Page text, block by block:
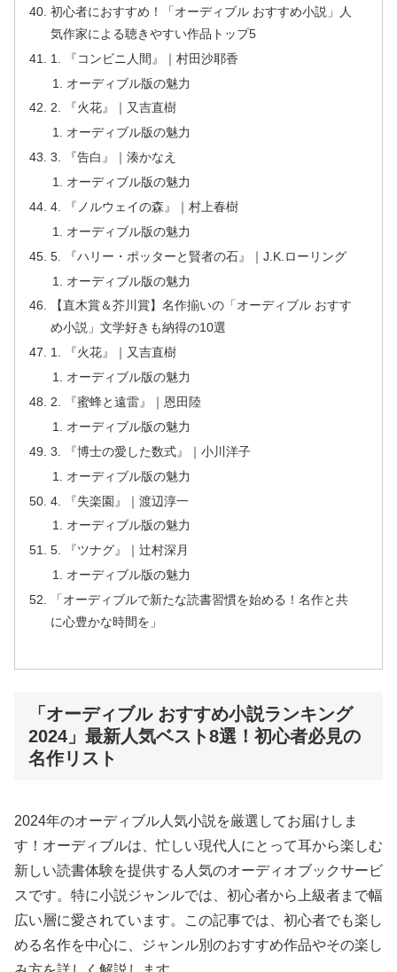
初心者におすすめ！「オーディブル おすすめ小説」人
気作家による聴きやすい作品トップ5
1. 『コンビニ人間』｜村田沙耶香
オーディブル版の魅力
2. 『火花』｜又吉直樹
オーディブル版の魅力
3. 『告白』｜湊かなえ
オーディブル版の魅力
4. 『ノルウェイの森』｜村上春樹
オーディブル版の魅力
5. 『ハリー・ポッターと賢者の石』｜J.K.ローリング
オーディブル版の魅力
【直木賞＆芥川賞】名作揃いの「オーディブル おすす
め小説」文学好きも納得の10選
1. 『火花』｜又吉直樹
オーディブル版の魅力
2. 『蜜蜂と遠雷』｜恩田陸
オーディブル版の魅力
3. 『博士の愛した数式』｜小川洋子
オーディブル版の魅力
4. 『失楽園』｜渡辺淳一
オーディブル版の魅力
5. 『ツナグ』｜辻村深月
オーディブル版の魅力
「オーディブルで新たな読書習慣を始める！名作と共
に心豊かな時間を」
「オーディブル おすすめ小説ランキング
2024」最新人気ベスト8選！初心者必見の
名作リスト
2024年のオーディブル人気小説を厳選してお届けしま
す！オーディブルは、忙しい現代人にとって耳から楽しむ
新しい読書体験を提供する人気のオーディオブックサービ
スです。特に小説ジャンルでは、初心者から上級者まで幅
広い層に愛されています。この記事では、初心者でも楽し
める名作を中心に、ジャンル別のおすすめ作品やその楽し